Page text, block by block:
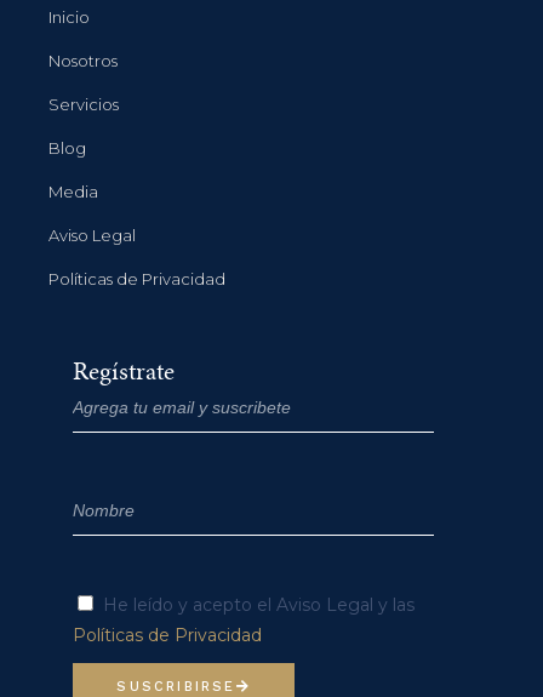
Inicio
Nosotros
Servicios
Blog
Media
Aviso Legal
Políticas de Privacidad
Regístrate
He leído y acepto el Aviso Legal y las
Políticas de Privacidad
SUSCRIBIRSE